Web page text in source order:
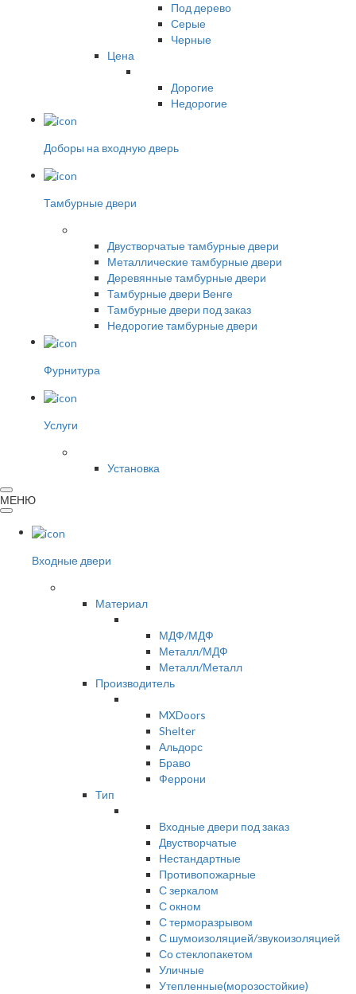
Под дерево
Серые
Черные
Цена
Дорогие
Недорогие
Доборы на входную дверь
Тамбурные двери
Двустворчатые тамбурные двери
Металлические тамбурные двери
Деревянные тамбурные двери
Тамбурные двери Венге
Тамбурные двери под заказ
Недорогие тамбурные двери
Фурнитура
Услуги
Установка
МЕНЮ
Входные двери
Материал
МДФ/МДФ
Металл/МДФ
Металл/Металл
Производитель
MXDoors
Shelter
Альдорс
Браво
Феррони
Тип
Входные двери под заказ
Двустворчатые
Нестандартные
Противопожарные
С зеркалом
С окном
С терморазрывом
С шумоизоляцией/звукоизоляцией
Со стеклопакетом
Уличные
Утепленные(морозостойкие)